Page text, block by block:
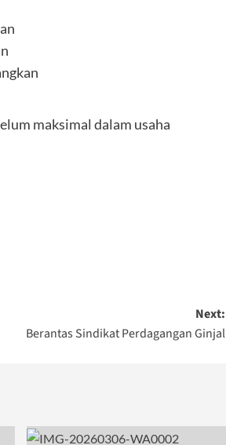
maksimal dalam usaha
Next:
Berantas Sindikat Perdagangan Ginjal